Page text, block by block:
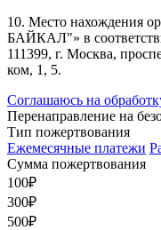
10. Место нахождения
БАЙКАЛ"» в
111399, г. Москва,
ком, 1, 5.
Соглашаюсь на
Перенаправление на
Тип пожертвования
Ежемесячные платежи
Сумма пожертвования
100₽
300₽
500₽